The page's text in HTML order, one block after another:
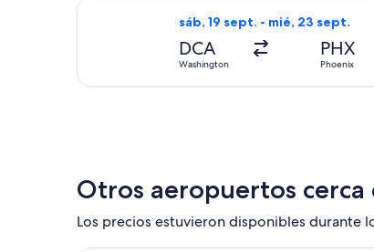
sáb, 19 sept. - mié, 23 sept.
DCA
Washington
PHX
Phoenix
Seleccionar vuelo de
Otros aeropuertos cerca
Los precios estuvieron disponibles durante